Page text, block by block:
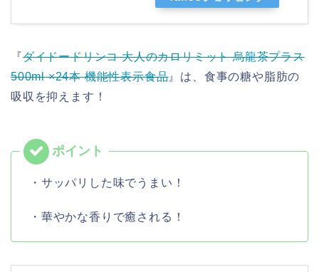
『ダイドードリンコ 大人のカロリミット 烏龍茶プラス
500ml ×24本 機能性表示食品』は、食事の糖や脂肪の
吸収を抑えます！
・サッパリした味でうまい！
・華やかな香りで癒される！